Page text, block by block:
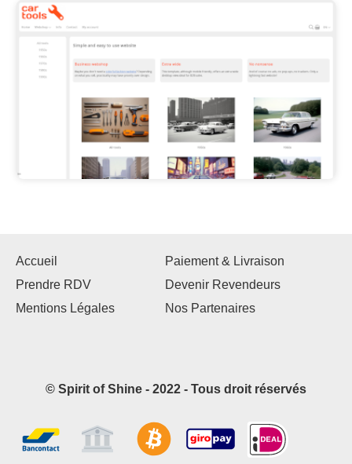
Accueil
Paiement & Livraison
Prendre RDV
Devenir Revendeurs
Mentions Légales
Nos Partenaires
© Spirit of Shine - 2022 - Tous droit réservés